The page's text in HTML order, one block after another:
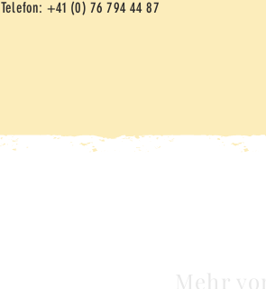
Telefon: +41 (0) 76 794 44 87